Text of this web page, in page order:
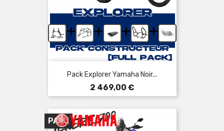
+ + + +
Pack Explorer Yamaha Noir...
Prix
2 469,00 €
PACK